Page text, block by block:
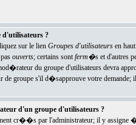
d'utilisateurs ?
sur le lien Groupes d'utilisateursen haut
ouverts; certains sontferm�set d'autres
du groupe d'utilisateurs devra
de groupe s'il d�sapprouve votre demande;
d'un groupe d'utilisateurs ?
cr��s par l'administrateur; il y